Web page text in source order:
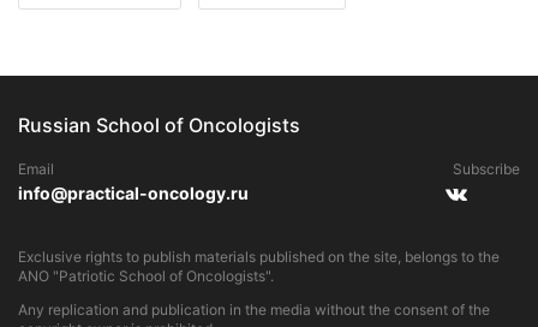
Russian School of Oncologists
Email
info@practical-oncology.ru
Subscribe
Exclusive rights to publish materials published on the site, belongs to the
ANO "Patriotic School of Oncologists".
Any replication and publication in the media without the consent of the